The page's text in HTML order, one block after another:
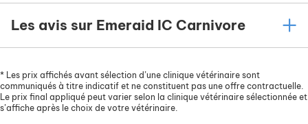
Les avis sur Emeraid IC Carnivore
* Les prix affichés avant sélection d’une clinique vétérinaire sont
communiqués à titre indicatif et ne constituent pas une offre contractuelle.
Le prix final appliqué peut varier selon la clinique vétérinaire sélectionnée et
s’affiche après le choix de votre vétérinaire.